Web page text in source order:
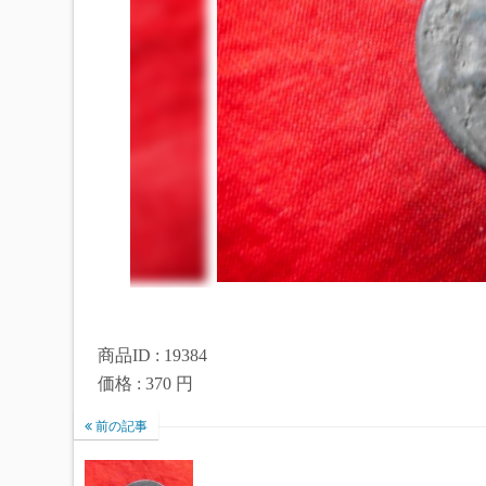
商品ID : 19384
価格 : 370 円
前の記事